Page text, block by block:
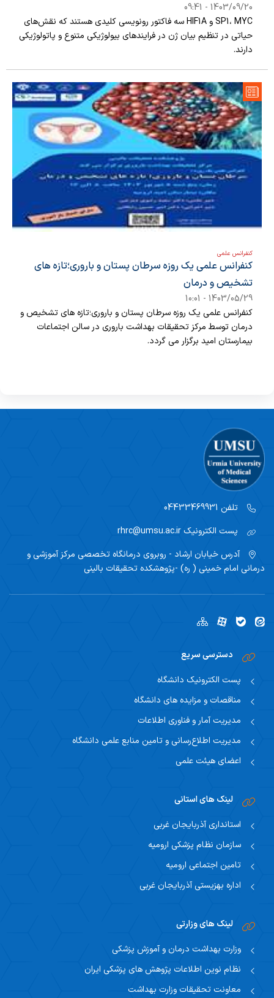
1403/09/20 - 09:41
SP1، MYC و HIF1A سه فاکتور رونویسی کلیدی هستند که نقش‌های
حیاتی در تنظیم بیان ژن در فرایندهای بیولوژیکی متنوع و پاتولوژیکی
دارند.
کنفرانس علمی
کنفرانس علمی یک روزه سرطان پستان و باروری؛تازه های
تشخیص و درمان
1403/05/29 - 10:01
کنفرانس علمی یک روزه سرطان پستان و باروری؛تازه های تشخیص و
درمان توسط مرکز تحقیقات بهداشت باروری در سالن اجتماعات
بیمارستان امید برگزار می گردد.
تلفن
پست الکترونیک
آدرس خیابان ارشاد - روبروی درمانگاه تخصصی مرکز آموزشی و
درمانی امام خمینی ( ره) -پژوهشکده تحقیقات بالینی
دسترسی سریع
پست الکترونیک دانشگاه
مناقصات و مزایده های دانشگاه
مدیریت آمار و فناوری اطلاعات
مدیریت اطلاع‌رسانی و تامین منابع علمی دانشگاه
اعضای هیئت علمی
لینک های استانی
استانداری آذربایجان غربی
سازمان نظام پزشکی ارومیه
تامین اجتماعی ارومیه
اداره بهزیستی آذربایجان غربی
لینک های وزارتی
وزارت بهداشت درمان و آموزش پزشکی
نظام نوین اطلاعات پژوهش های پزشکی ایران
معاونت تحقیقات وزارت بهداشت